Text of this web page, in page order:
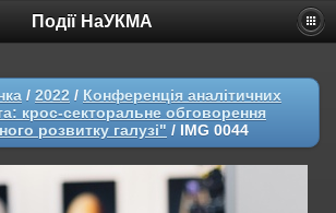
Події НаУКМА
/ 2022 / Конференція аналітичних
крос-секторальне обговорення
розвитку галузі" / IMG 0044